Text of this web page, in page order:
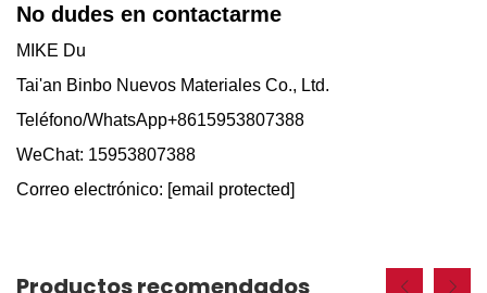
No dudes en contactarme
MIKE Du
Tai'an Binbo Nuevos Materiales Co., Ltd.
Teléfono/WhatsApp+8615953807388
WeChat: 15953807388
Correo electrónico: [email protected]
Productos recomendados